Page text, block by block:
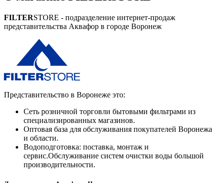
FILTERSTORE - подразделение интернет-продаж
представительства Аквафор в городе Воронеж
Представительство в Воронеже это:
Сеть розничной торговли бытовыми фильтрами из
специализированных магазинов.
Оптовая база для обслуживания покупателей Воронежа
и области.
Водоподготовка: поставка, монтаж и
сервис.Обслуживание систем очистки воды большой
производительности.